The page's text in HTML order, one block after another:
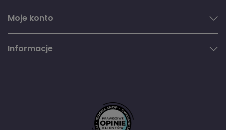
Moje konto
Informacje